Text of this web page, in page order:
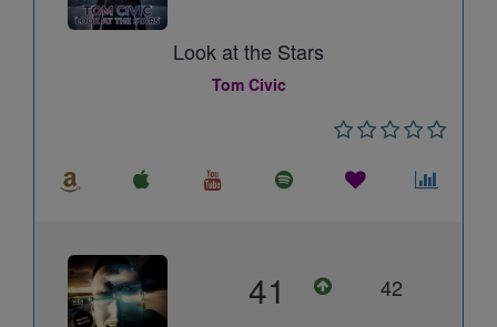
Look at the Stars
Tom Civic
41 42